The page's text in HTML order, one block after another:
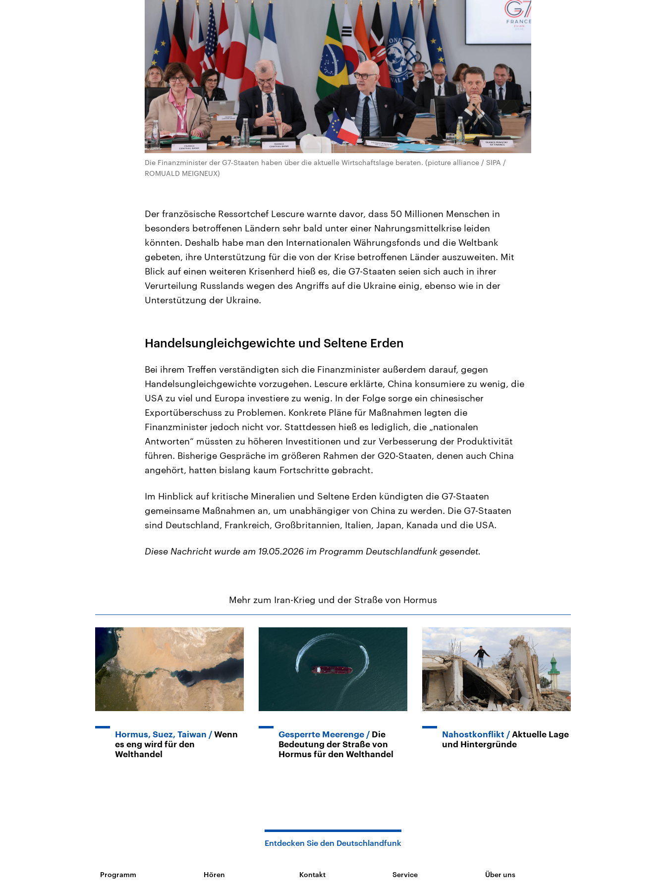
Die Finanzminister der G7-Staaten haben über die aktuelle Wirtschaftslage beraten. (picture alliance / SIPA /
ROMUALD MEIGNEUX)
Der französische Ressortchef Lescure warnte davor, dass 50 Millionen Menschen in
besonders betroffenen Ländern sehr bald unter einer Nahrungsmittelkrise leiden
könnten. Deshalb habe man den Internationalen Währungsfonds und die Weltbank
gebeten, ihre Unterstützung für die von der Krise betroffenen Länder auszuweiten. Mit
Blick auf einen weiteren Krisenherd hieß es, die G7-Staaten seien sich auch in ihrer
Verurteilung Russlands wegen des Angriffs auf die Ukraine einig, ebenso wie in der
Unterstützung der Ukraine.
Handelsungleichgewichte und Seltene Erden
Bei ihrem Treffen verständigten sich die Finanzminister außerdem darauf, gegen
Handelsungleichgewichte vorzugehen. Lescure erklärte, China konsumiere zu wenig, die
USA zu viel und Europa investiere zu wenig. In der Folge sorge ein chinesischer
Exportüberschuss zu Problemen. Konkrete Pläne für Maßnahmen legten die
Finanzminister jedoch nicht vor. Stattdessen hieß es lediglich, die „nationalen
Antworten“ müssten zu höheren Investitionen und zur Verbesserung der Produktivität
⁠führen. Bisherige ‌Gespräche im größeren Rahmen der G20-Staaten, denen auch China
angehört, hatten bislang kaum Fortschritte gebracht.
Im Hinblick auf kritische Mineralien und Seltene Erden kündigten die G7-Staaten
gemeinsame Maßnahmen an, um unabhängiger von China zu werden. Die G7-Staaten
sind Deutschland, Frankreich, Großbritannien, Italien, Japan, Kanada und die USA.
Diese Nachricht wurde am 19.05.2026 im Programm Deutschlandfunk gesendet.
Mehr zum Iran-Krieg und der Straße von Hormus
Hormus, Suez, Taiwan
Wenn
es eng wird für den
Welthandel
Gesperrte Meerenge
Die
Bedeutung der Straße von
Hormus für den Welthandel
Nahostkonflikt
Aktuelle Lage
und Hintergründe
Entdecken Sie den Deutschlandfunk
Programm Hören Kontakt Service Über uns